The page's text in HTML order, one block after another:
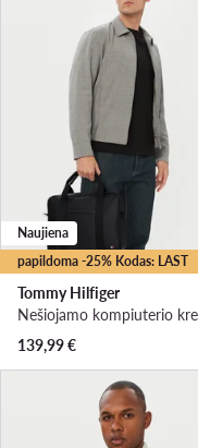
papildoma -25% Kodas: LAST
Naujiena
Tommy Hilfiger
139,99€